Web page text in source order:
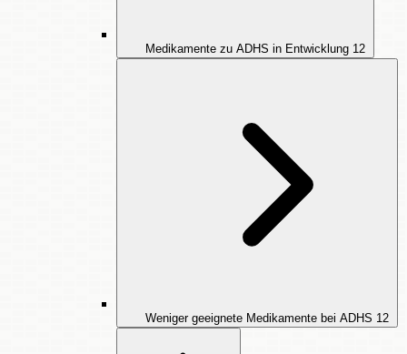
Medikamente zu ADHS in Entwicklung 12
Weniger geeignete Medikamente bei ADHS 12